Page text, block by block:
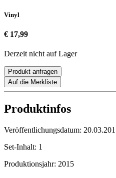
Vinyl
€ 17,99
Derzeit nicht auf Lager
Produkt anfragen
Auf die Merkliste
Produktinfos
Veröffentlichungsdatum:
Set-Inhalt: 1
Produktionsjahr: 2015